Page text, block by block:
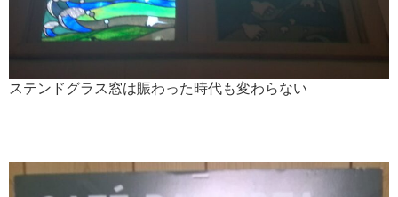
ステンドグラス窓は賑わった時代も変わらない